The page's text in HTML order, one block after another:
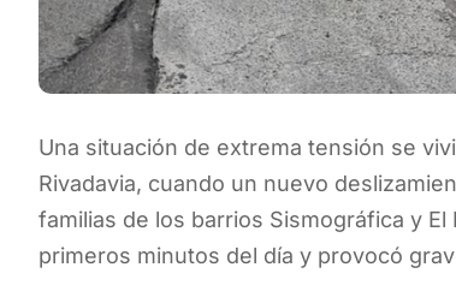
Una situación de extrema tensión se
Rivadavia, cuando un nuevo
familias de los barrios Sismográfica y
primeros minutos del día y provocó